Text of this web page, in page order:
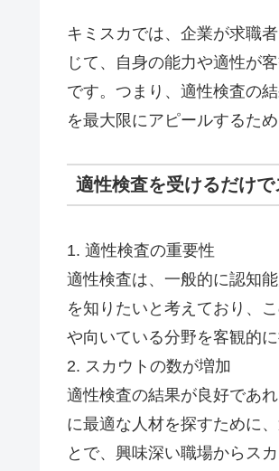
キミスカでは、企業が求職
じて、自身の能力や適性が
です。つまり、適性検査の
を最大限にアピールするた
適性検査を受けるだけ
1. 適性検査の重要性
適性検査は、一般的に認知
を知りたいと考えており、
や向いている分野を客観的
2. スカウトの数が増加
適性検査の結果が良好であ
に最適な人材を探すために
とで、興味深い職場からス